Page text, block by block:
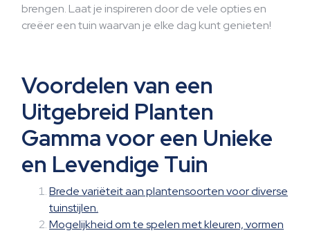
brengen. Laat je inspireren door de vele opties en
creëer een tuin waarvan je elke dag kunt genieten!
Voordelen van een
Uitgebreid Planten
Gamma voor een Unieke
en Levendige Tuin
Brede variëteit aan plantensoorten voor diverse
tuinstijlen.
Mogelijkheid om te spelen met kleuren, vormen